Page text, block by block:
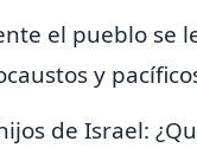
el pueblo se
y
de Israel: